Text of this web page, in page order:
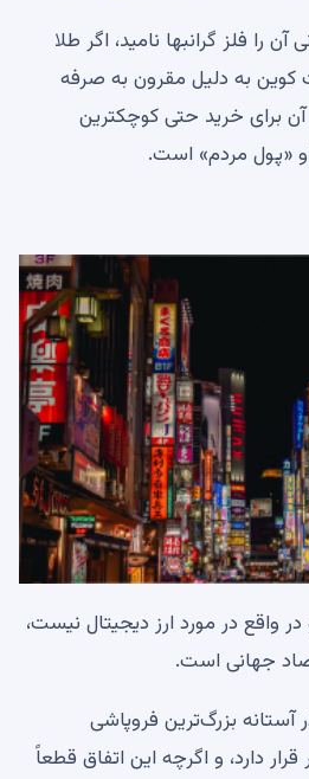
را فلز گرانبها نامید، اگر طلا
به دلیل مقرون به صرفه
برای خرید حتی کوچکترین
«پول مردم» است.
واقع در مورد ارز دیجیتال نیست،
جهانی است.
آستانه بزرگ‌ترین فروپاشی
دارد، و اگرچه این اتفاق قطعاً